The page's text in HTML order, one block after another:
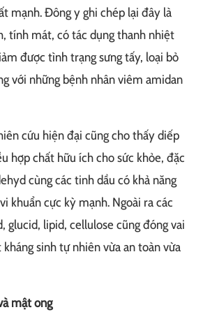
mạnh. Đông y ghi chép lại đây là
tính mát, có tác dụng thanh nhiệt
được tình trạng sưng tấy, loại bỏ
với những bệnh nhân viêm amidan
cứu hiện đại cũng cho thấy diếp
hợp chất hữu ích cho sức khỏe, đặc
cùng các tinh dầu có khả năng
khuẩn cực kỳ mạnh. Ngoài ra các
glucid, lipid, cellulose cũng đóng vai
sinh tự nhiên vừa an toàn vừa
mật ong